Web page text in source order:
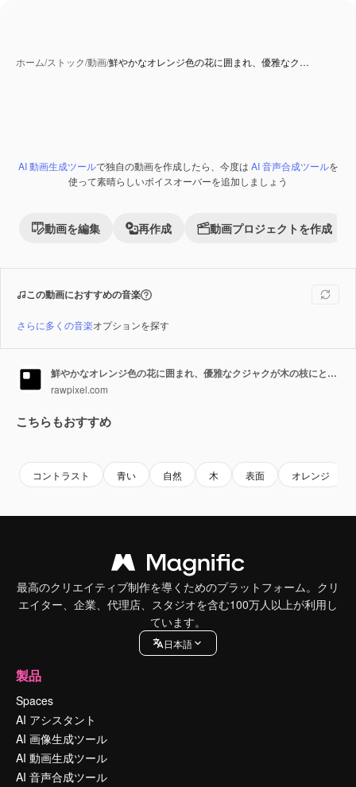
ホーム/ストック/動画/鮮やかなオレンジ色の花に囲まれ、優雅なク…
PremiumAI 生成コンテンツ
AI 動画生成ツールで独自の動画を作成したら、今度は AI 音声合成ツールを
使って素晴らしいボイスオーバーを追加しましょう
動画を編集 再作成 動画プロジェクトを作成
この動画におすすめの音楽
さらに多くの音楽オプションを探す
鮮やかなオレンジ色の花に囲まれ、優雅なクジャクが木の枝にとまっている
rawpixel.com
こちらもおすすめ
コントラスト 青い 自然 木 表面 オレンジ
最高のクリエイティブ制作を導くためのプラットフォーム。クリ
エイター、企業、代理店、スタジオを含む100万人以上が利用し
ています。
日本語
製品
Spaces
AI アシスタント
AI 画像生成ツール
AI 動画生成ツール
AI 音声合成ツール